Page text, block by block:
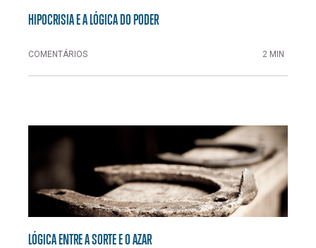
HIPOCRISIA E A LÓGICA DO PODER
COMENTÁRIOS 2 MIN
LÓGICA ENTRE A SORTE E O AZAR